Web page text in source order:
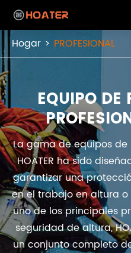
EQUIPO DE
La gama de equipos
HOATER ha sido
garantizar una
en el trabajo en altura
uno de los principales
seguridad de altura,
un conjunto completo
Hogar PROFESIONAL